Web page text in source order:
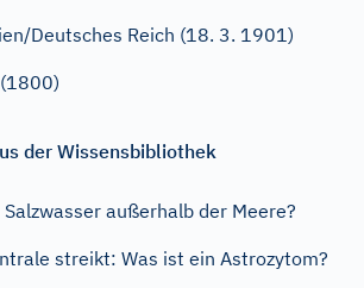
Deutsches Reich (18. 3. 1901)
der Wissensbibliothek
außerhalb der Meere?
streikt: Was ist ein Astrozytom?